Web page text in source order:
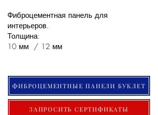
Фиброцементная панель для
интерьеров.
Толщина:
10 мм / 12 мм
ФИБРОЦЕМЕНТНЫЕ ПАНЕЛИ БУКЛЕТ
ЗАПРОСИТЬ СЕРТИФИКАТЫ